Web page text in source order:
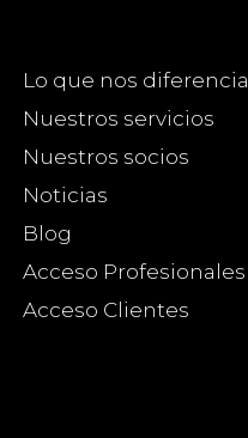
Lo que nos diferencia
Nuestros servicios
Nuestros socios
Noticias
Blog
Acceso Profesionales
Acceso Clientes